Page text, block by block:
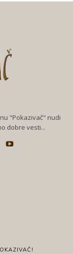
"Pokazivač" nudi
dobre vesti...